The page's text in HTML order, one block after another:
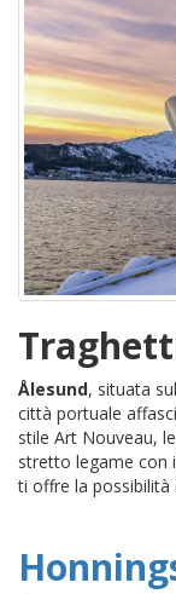
Ålesund, situata
città portuale
stile Art Nouveau,
stretto legame con
ti offre la possibilità